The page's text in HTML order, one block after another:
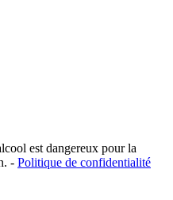
est dangereux pour la
- Politique de confidentialité